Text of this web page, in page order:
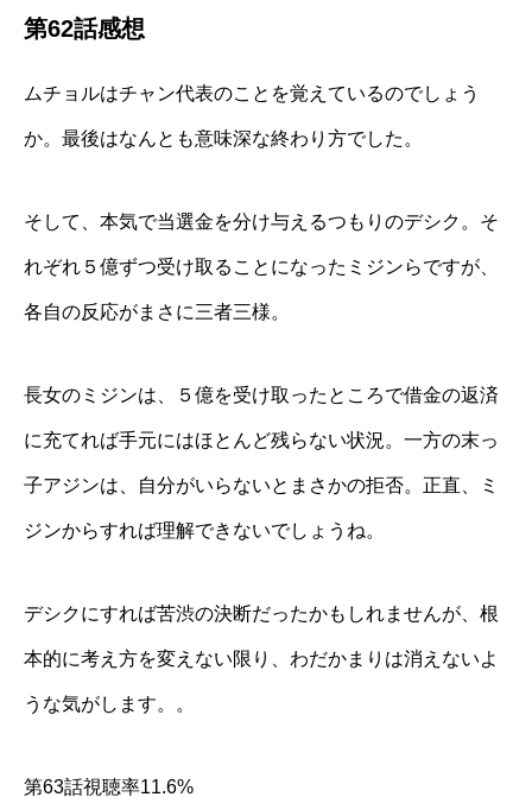
第62話感想
ムチョルはチャン代表のことを覚えているのでしょう
か。最後はなんとも意味深な終わり方でした。
そして、本気で当選金を分け与えるつもりのデシク。そ
れぞれ５億ずつ受け取ることになったミジンらですが、
各自の反応がまさに三者三様。
長女のミジンは、５億を受け取ったところで借金の返済
に充てれば手元にはほとんど残らない状況。一方の末っ
子アジンは、自分がいらないとまさかの拒否。正直、ミ
ジンからすれば理解できないでしょうね。
デシクにすれば苦渋の決断だったかもしれませんが、根
本的に考え方を変えない限り、わだかまりは消えないよ
うな気がします。。
第63話視聴率11.6%